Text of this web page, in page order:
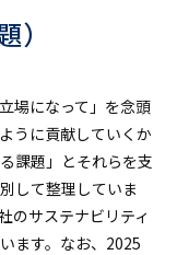
場になって」を念頭
うに貢献していくか
課題」とそれらを支
して整理していま
のサステナビリティ
ます。なお、2025